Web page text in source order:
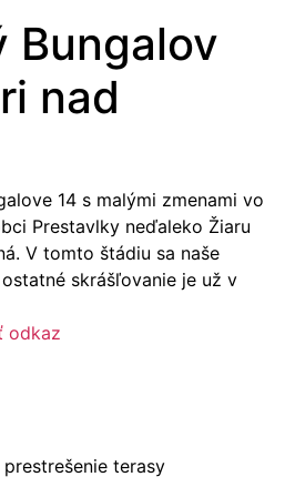
Bungalov
nad
14 s malými zmenami vo
Prestavlky neďaleko Žiaru
V tomto štádiu sa naše
skrášľovanie je už v
odkaz
prestrešenie terasy